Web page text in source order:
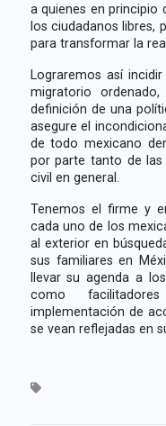
a quienes en principio
los ciudadanos libres,
para transformar la
Lograremos así
migratorio
definición de una
asegure el
de todo mexicano
por parte tanto de las
civil en general.
Tenemos el firme y
cada uno de los
al exterior en
sus familiares en
llevar su agenda a
como
implementación de
se vean reflejadas en